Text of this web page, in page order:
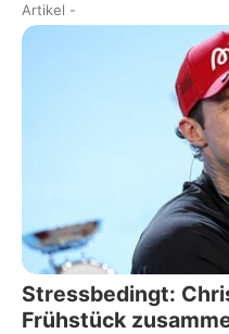
Artikel -
Stressbedingt:
Frühstück